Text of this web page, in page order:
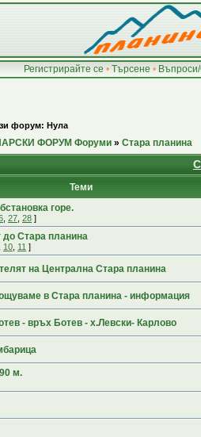
Регистрирайте се • Търсене •
форум: Нула
ФОРУМ Форуми » Стара планина
Теми
горе.
27 28 ]
до Стара планина
10 11 ]
на Централна Стара планина
в Стара планина - информация
- връх Ботев - х.Левски- Карлово
м.